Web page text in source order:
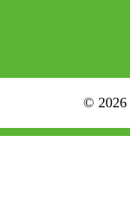
© 2026